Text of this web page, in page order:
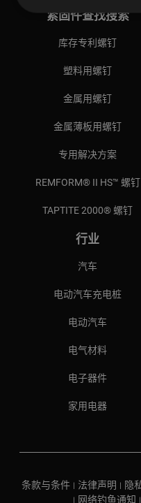
紧固件查找搜索
库存专利螺钉
塑料用螺钉
金属用螺钉
金属薄板用螺钉
专用解决方案
REMFORM® II HS™ 螺钉
TAPTITE 2000® 螺钉
行业
汽车
电动汽车充电桩
电动汽车
电气材料
电子器件
家用电器
条款与条件 | 法律声明 | 隐
| 网络钓鱼通知 |